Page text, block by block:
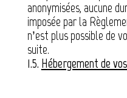
anonymisées, aucune
imposée par la
n’est plus possible de
suite.
1.5. Hébergement de